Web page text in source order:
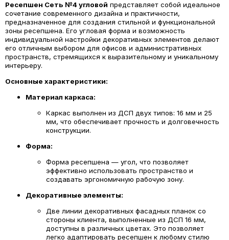
Ресепшен Сеть №4 угловой представляет собой идеальное
сочетание современного дизайна и практичности,
предназначенное для создания стильной и функциональной
зоны ресепшена. Его угловая форма и возможность
индивидуальной настройки декоративных элементов делают
его отличным выбором для офисов и административных
пространств, стремящихся к выразительному и уникальному
интерьеру.
Основные характеристики:
Материал каркаса:
Каркас выполнен из ДСП двух типов: 16 мм и 25
мм, что обеспечивает прочность и долговечность
конструкции.
Форма:
Форма ресепшена — угол, что позволяет
эффективно использовать пространство и
создавать эргономичную рабочую зону.
Декоративные элементы:
Две линии декоративных фасадных планок со
стороны клиента, выполненные из ДСП 16 мм,
доступны в различных цветах. Это позволяет
легко адаптировать ресепшен к любому стилю